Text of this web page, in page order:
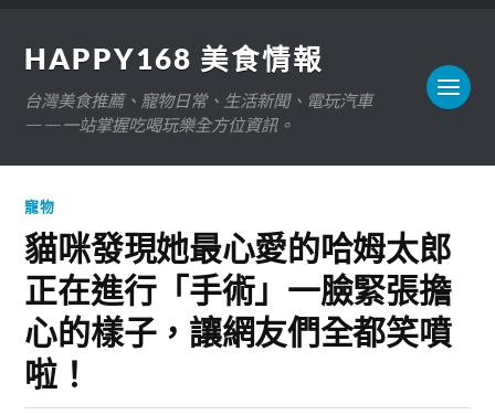
HAPPY168 美食情報
台灣美食推薦、寵物日常、生活新聞、電玩汽車
——一站掌握吃喝玩樂全方位資訊。
寵物
貓咪發現她最心愛的哈姆太郎
正在進行「手術」一臉緊張擔
心的樣子，讓網友們全都笑噴
啦！